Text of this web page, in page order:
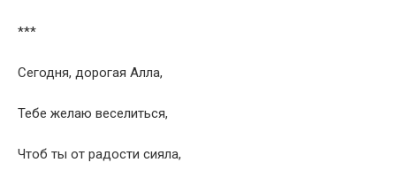
***
Сегодня, дорогая Алла,
Тебе желаю веселиться,
Чтоб ты от радости сияла,